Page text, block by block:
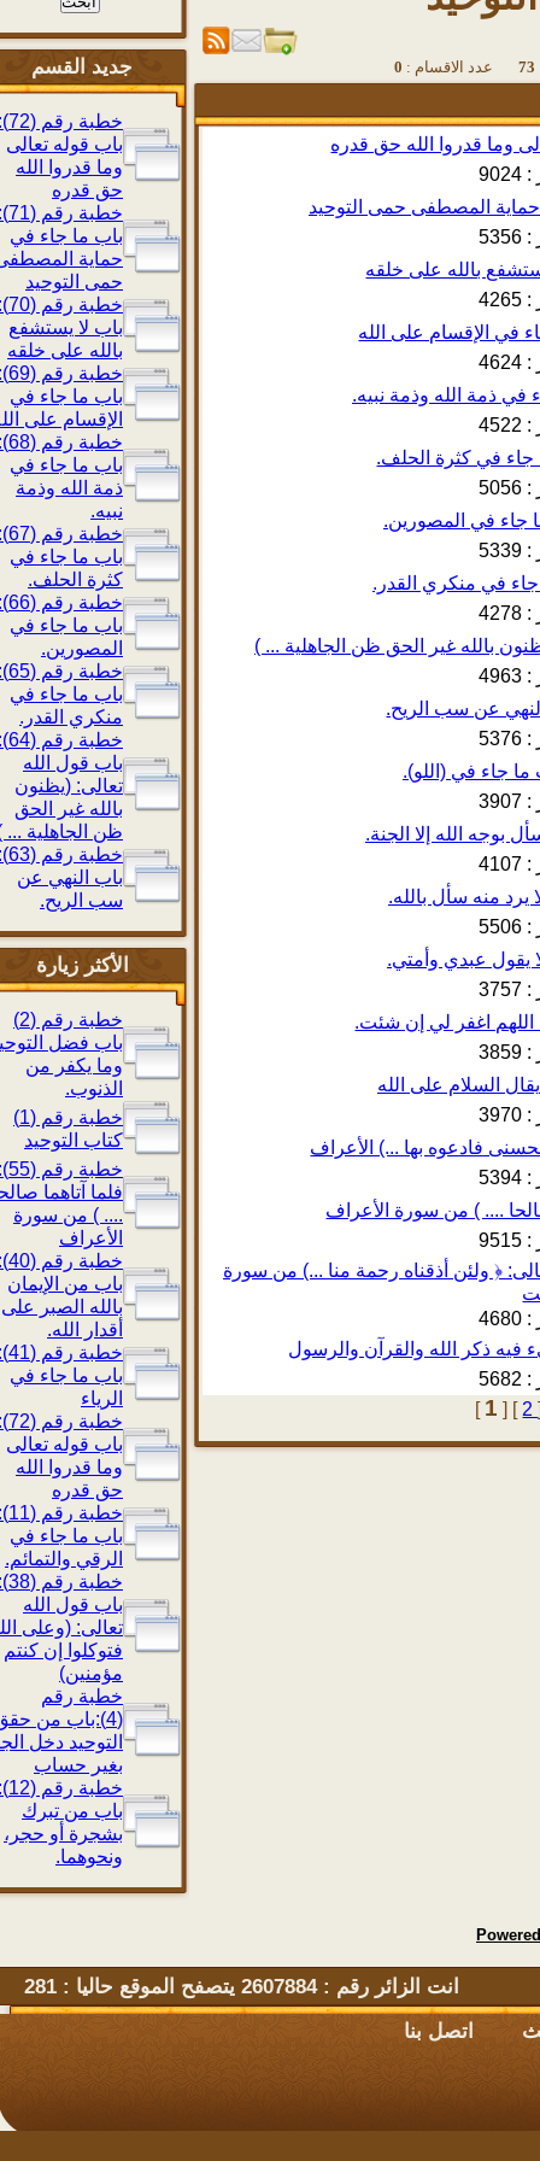
جديد القسم
خطبة رقم (72):
باب قوله تعالى
وما قدروا الله
حق قدره
خطبة رقم (71):
باب ما جاء في
حماية المصطفى
حمى التوحيد
خطبة رقم (70):
باب لا يستشفع
بالله على خلقه
خطبة رقم (69):
باب ما جاء في
الإقسام على الله
خطبة رقم (68):
باب ما جاء في
ذمة الله وذمة
نبيه.
خطبة رقم (67):
باب ما جاء في
كثرة الحلف.
خطبة رقم (66):
باب ما جاء في
المصورين.
خطبة رقم (65):
باب ما جاء في
منكري القدر.
خطبة رقم (64):
باب قول الله
تعالى: (يظنون
بالله غير الحق
ظن الجاهلية ... )
خطبة رقم (63):
باب النهي عن
سب الريح.
الأكثر زيارة
باب فضل التوحيد
وما يكفر من
الذنوب.
كتاب التوحيد
خطبة رقم (55):
فلما آتاهما صالحا
.... ) من سورة
الأعراف
خطبة رقم (40):
باب من الإيمان
بالله الصبر على
أقدار الله.
خطبة رقم (41):
باب ما جاء في
الرياء
خطبة رقم (72):
باب قوله تعالى
وما قدروا الله
حق قدره
خطبة رقم (11):
باب ما جاء في
الرقي والتمائم.
خطبة رقم (38):
باب قول الله
تعالى: (وعلى الله
فتوكلوا إن كنتم
مؤمنين)
خطبة رقم
(4):باب من حقق
التوحيد دخل الجنة
بغير حساب
خطبة رقم (12):
باب من تبرك
بشجرة أو حجر،
ونحوهما.
الاقسام :0
تعالى: ﴿ ولئن أذقناه رحمة منا ...) من سورة
[ 1 ]
انت الزائر رقم : 2607884 يتصفح الموقع حاليا : 281
اتصل بنا